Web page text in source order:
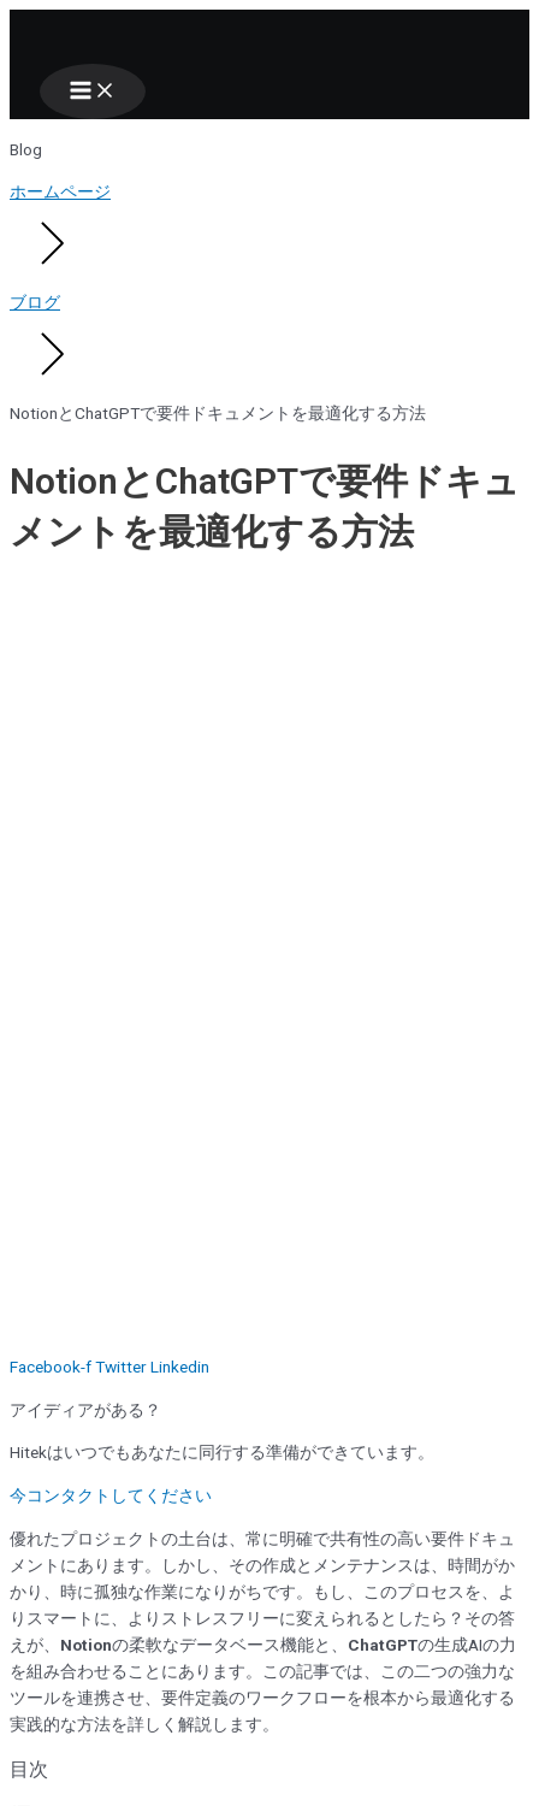
Nhảy
Main
Blog
ホームページ
ブログ
NotionとChatGPTで要件ドキュメントを最適化する方法
NotionとChatGPTで要件ドキュ
メントを最適化する方法
Facebook-fTwitterLinkedin
アイディアがある？
Hitekはいつでもあなたに同行する準備ができています。
今コンタクトしてください
優れたプロジェクトの土台は、常に明確で共有性の高い要件ドキュ
メントにあります。しかし、その作成とメンテナンスは、時間がか
かり、時に孤独な作業になりがちです。もし、このプロセスを、よ
りスマートに、よりストレスフリーに変えられるとしたら？その答
えが、 Notionの柔軟なデータベース機能と、 ChatGPTの生成AIの力
を組み合わせることにあります。この記事では、この二つの強力な
ツールを連携させ、要件定義のワークフローを根本から最適化する
実践的な方法を詳しく解説します。
目次